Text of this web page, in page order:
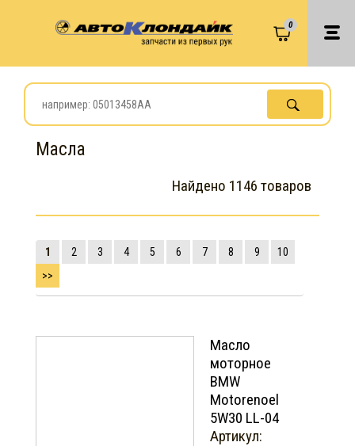
0
Масла
Найдено 1146 товаров
1 2 3 4 5 6 7 8 9
10
>>
Масло
моторное
BMW
Motorenoel
5W30 LL-04
Артикул: